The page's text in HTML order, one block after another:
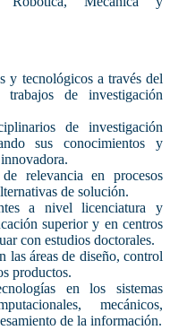
y tecnológicos a través del
de investigación
de investigación
sus conocimientos y
relevancia en procesos
de solución.
a nivel licenciatura y
superior y en centros
con estudios doctorales.
las áreas de diseño, control
productos.
en los sistemas
mecánicos,
de la información.